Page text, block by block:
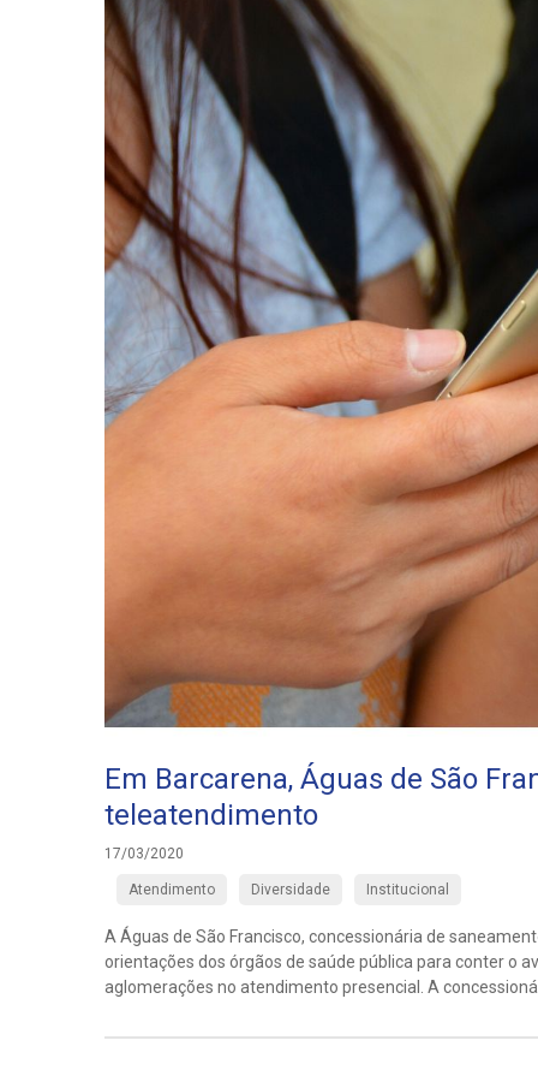
Em Barcarena, Águas de São
teleatendimento
17/03/2020
Atendimento Diversidade Institucional
A Águas de São Francisco, concessionária de
orientações dos órgãos de saúde pública para conter o
aglomerações no atendimento presencial. A